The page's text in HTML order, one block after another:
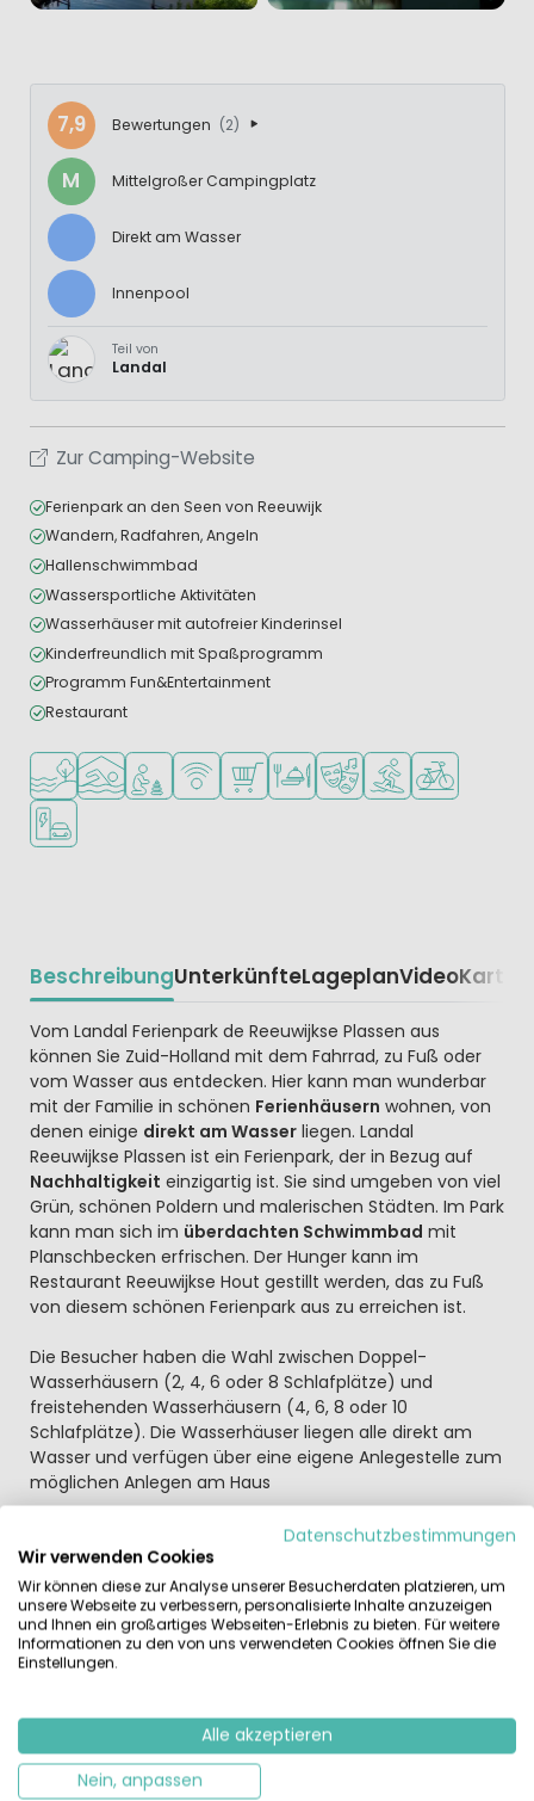
7,9 Bewertungen (2)
M Mittelgroßer Campingplatz
Direkt am Wasser
Innenpool
Teil von
Landal
Zur Camping-Website
Ferienpark an den Seen von Reeuwijk
Wandern, Radfahren, Angeln
Hallenschwimmbad
Wassersportliche Aktivitäten
Wasserhäuser mit autofreier Kinderinsel
Kinderfreundlich mit Spaßprogramm
Programm Fun&Entertainment
Restaurant
Am Wasser
HallenbadEmpfohlen für kleine Kinder
WLAN verfügbar
Supermarkt/Laden
Restaurant oder Pizzeria
AnimationsteamFahrradverleih
Ladestation für E-Autos
BeschreibungUnterkünfteLageplanVideoKarte
Beschrijving
Vom Landal Ferienpark de Reeuwijkse Plassen aus
können Sie Zuid-Holland mit dem Fahrrad, zu Fuß oder
vom Wasser aus entdecken. Hier kann man wunderbar
mit der Familie in schönen Ferienhäusern wohnen, von
denen einige direkt am Wasserliegen. Landal
Reeuwijkse Plassen ist ein Ferienpark, der in Bezug auf
Nachhaltigkeit einzigartig ist. Sie sind umgeben von viel
Grün, schönen Poldern und malerischen Städten. Im Park
kann man sich im überdachten Schwimmbad mit
Planschbecken erfrischen. Der Hunger kann im
Restaurant Reeuwijkse Hout gestillt werden, das zu Fuß
von diesem schönen Ferienpark aus zu erreichen ist.
Die Besucher haben die Wahl zwischen Doppel-
Wasserhäusern (2, 4, 6 oder 8 Schlafplätze) und
freistehenden Wasserhäusern (4, 6, 8 oder 10
Schlafplätze). Die Wasserhäuser liegen alle direkt am
Wasser und verfügen über eine eigene Anlegestelle zum
möglichen Anlegen am Haus
Aktivitäten für alle Altersgruppen
Ein schöner Aufenthalt an den Seen von Reeuwijk und
Langeweile sind hier fast unmöglich. Wie wäre es mit
den verschiedenen Wassersportaktivitäten wie
Windsurfen, Segeln, Tauchen oder Stand-up-Paddling?
Sie können sich auch am Erholungsstrand entspannen.
der Naturspielinsel vergnügen. Die Naturspielinsel liegt
mitten in der Natur und hier kann man klettern und
kraxeln oder sich an der Seilbahn entlang gleiten lassen.
Datenschutzbestimmungen
Wir verwenden Cookies
Wir können diese zur Analyse unserer Besucherdaten platzieren, um
unsere Webseite zu verbessern, personalisierte Inhalte anzuzeigen
und Ihnen ein großartiges Webseiten-Erlebnis zu bieten. Für weitere
Informationen zu den von uns verwendeten Cookies öffnen Sie die
Einstellungen.
Alle akzeptieren
Nein, anpassen